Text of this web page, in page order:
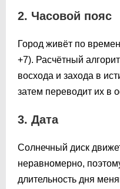
2. Часовой пояс
Город живёт по
+7). Расчётный
восхода и захода в
затем переводит их в
3. Дата
Солнечный диск
неравномерно,
длительность дня